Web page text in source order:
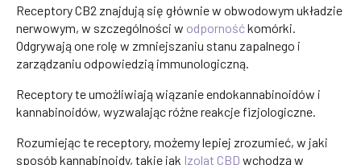
Receptory CB2 znajdują się głównie w obwodowym układzie
nerwowym, w szczególności w odpornośćkomórki.
Odgrywają one rolę w zmniejszaniu stanu zapalnego i
zarządzaniu odpowiedzią immunologiczną.
Receptory te umożliwiają wiązanie endokannabinoidów i
kannabinoidów, wyzwalając różne reakcje fizjologiczne.
Rozumiejąc te receptory, możemy lepiej zrozumieć, w jaki
sposób kannabinoidy, takie jak Izolat CBD wchodzą w